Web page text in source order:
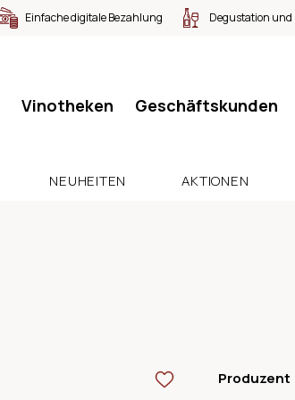
Einfache digitale Bezahlung Degustation und
Vinotheken Geschäftskunden
NEUHEITEN AKTIONEN
Produzent